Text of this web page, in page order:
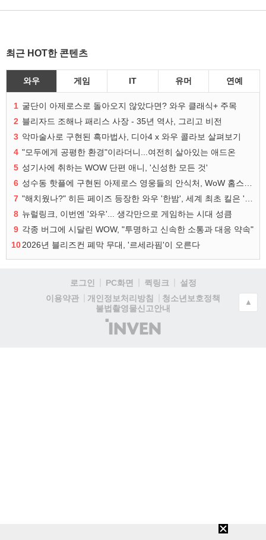
최근 HOT한 콘텐츠
와우 게임 IT 유머 연예
1 굴단이 아제로스로 돌아오지 않았다면? 와우 클래식+ 주목
2 블리자드 조해나 패리스 사장 - 35년 역사, 그리고 비전
3 악마술사로 구현된 흑마법사, 디아4 x 와우 콜라보 살펴보기
4 "모두에게 공평한 환경"이라더니...여전히 살아있는 애드온
5 성기사에 취하는 WOW 단편 애니, '신성한 모든 것'
6
성수동 핫플에 구현된 아제로스 영웅들의 안식처, WoW 홈스윗홈
7
"해치웠나?" 히든 페이즈 등장한 와우 '한밤', 세계 최초 킬은 '팀 리퀴드'
8 뉴럴링크, 이번엔 '와우'... 생각만으로 게임하는 시대 성큼
9 각종 버그에 시달린 WOW, "투명하고 신속한 소통과 대응 약속"
102026년 블리즈컨 폐막 무대, '르세라핌'이 오른다
로그인 PC화면 퀵링크
설정
이용약관
개인정보처리방침
청소년보호정책
불법촬영물신고안내
(주)
인
▲